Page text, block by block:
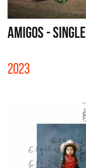
AMIGOS - SINGLE
2023